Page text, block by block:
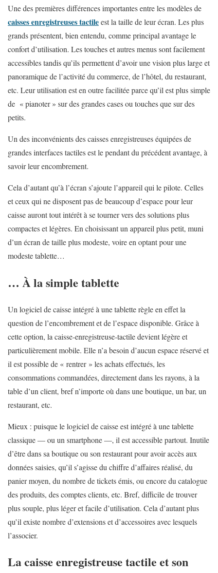
Une des premières différences importantes entre les modèles de
caisses enregistreuses tactileest la taille de leur écran. Les plus
grands présentent, bien entendu, comme principal avantage le
confort d’utilisation. Les touches et autres menus sont facilement
accessibles tandis qu’ils permettent d’avoir une vision plus large et
panoramique de l’activité du commerce, de l’hôtel, du restaurant,
etc. Leur utilisation est en outre facilitée parce qu’il est plus simple
de « pianoter » sur des grandes cases ou touches que sur des
petits.
Un des inconvénients des caisses enregistreuses équipées de
grandes interfaces tactiles est le pendant du précédent avantage, à
savoir leur encombrement.
Cela d’autant qu’à l’écran s’ajoute l’appareil qui le pilote. Celles
et ceux qui ne disposent pas de beaucoup d’espace pour leur
caisse auront tout intérêt à se tourner vers des solutions plus
compactes et légères. En choisissant un appareil plus petit, muni
d’un écran de taille plus modeste, voire en optant pour une
modeste tablette…
… À la simple tablette
Un logiciel de caisse intégré à une tablette règle en effet la
question de l’encombrement et de l’espace disponible. Grâce à
cette option, la caisse-enregistreuse-tactile devient légère et
particulièrement mobile. Elle n’a besoin d’aucun espace réservé et
il est possible de « rentrer » les achats effectués, les
consommations commandées, directement dans les rayons, à la
table d’un client, bref n’importe où dans une boutique, un bar, un
restaurant, etc.
Mieux : puisque le logiciel de caisse est intégré à une tablette
classique — ou un smartphone —, il est accessible partout. Inutile
d’être dans sa boutique ou son restaurant pour avoir accès aux
données saisies, qu’il s’agisse du chiffre d’affaires réalisé, du
panier moyen, du nombre de tickets émis, ou encore du catalogue
des produits, des comptes clients, etc. Bref, difficile de trouver
plus souple, plus léger et facile d’utilisation. Cela d’autant plus
qu’il existe nombre d’extensions et d’accessoires avec lesquels
l’associer.
La caisse enregistreuse tactile et son